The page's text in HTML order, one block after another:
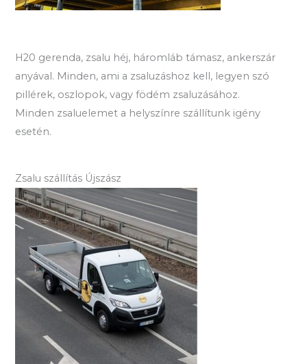
H20 gerenda, zsalu héj, háromláb támasz, ankerszár
anyával. Minden, ami a zsaluzáshoz kell, legyen szó
pillérek, oszlopok, vagy födém zsaluzásához.
Minden zsaluelemet a helyszínre szállítunk igény
esetén.
Zsalu szállítás Újszász